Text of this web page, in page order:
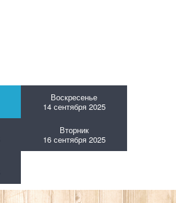
Воскресенье
14 сентября 2025
Вторник
16 сентября 2025